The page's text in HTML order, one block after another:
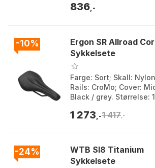
836 ,-
-10%
Ergon SR Allroad
Sykkelsete
Farge: Sort; Skall:
Rails: CroMo; Cover:
Black / grey. Størrelse:
1 273 ,-1 417 ,-
-24%
WTB Sl8 Titanium
Sykkelsete